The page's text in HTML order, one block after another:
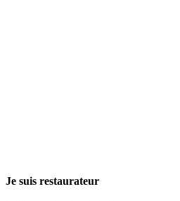
Je suis restaurateur